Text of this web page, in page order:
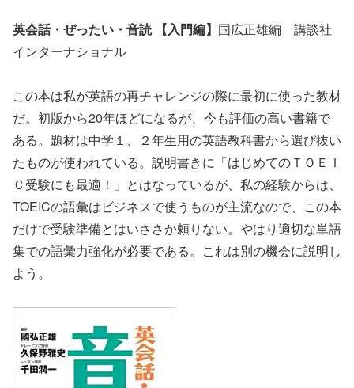
英会話・ぜったい・音読 【入門編】 国広正雄編 講談社
インターナショナル
この本は私が英語の再チャレンジの際に最初に使った教材
だ。初版から20年ほどになるが、今も評価の高い書籍で
ある。題材は中学１、２年生用の英語教科書から選び抜い
たものが使われている。説明書きに「はじめてのＴＯＥＩ
Ｃ受験にも最適！」とはなっているが、私の経験からは、
TOEICの語彙はビジネスで使うものが主流なので、この本
だけで受験準備とはいささか頼りない。やはり適切な単語
集での語彙力強化が必要である。これは別の機会に説明し
よう。